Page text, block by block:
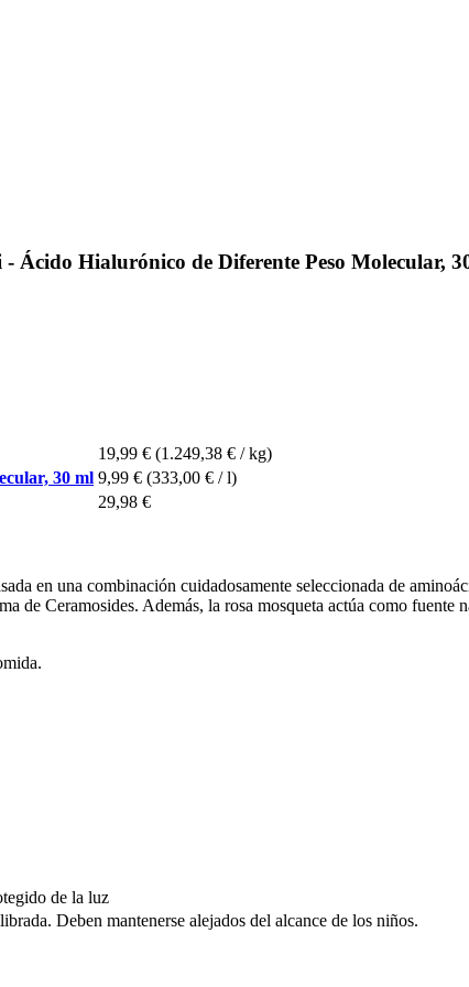
Hialurónico de Diferente Peso Molecular,
19,99 € (1.249,38 € / kg)
30 ml 9,99 € (333,00 € / l)
29,98 €
en una combinación cuidadosamente seleccionada de
de Ceramosides. Además, la rosa mosqueta actúa como
de la luz
Deben mantenerse alejados del alcance de los niños.